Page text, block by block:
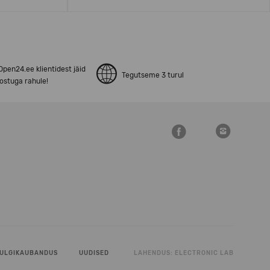
klientidest jäid
rahule!
Tegutseme 3 turul
UUDISED LAHENDUS: ELECTRONIC LAB